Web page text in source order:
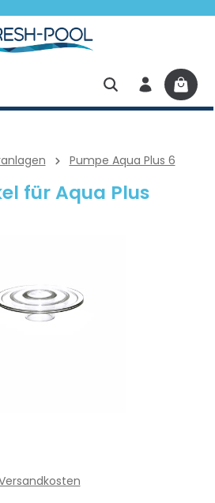
Pumpe Aqua Plus 6
für Aqua Plus